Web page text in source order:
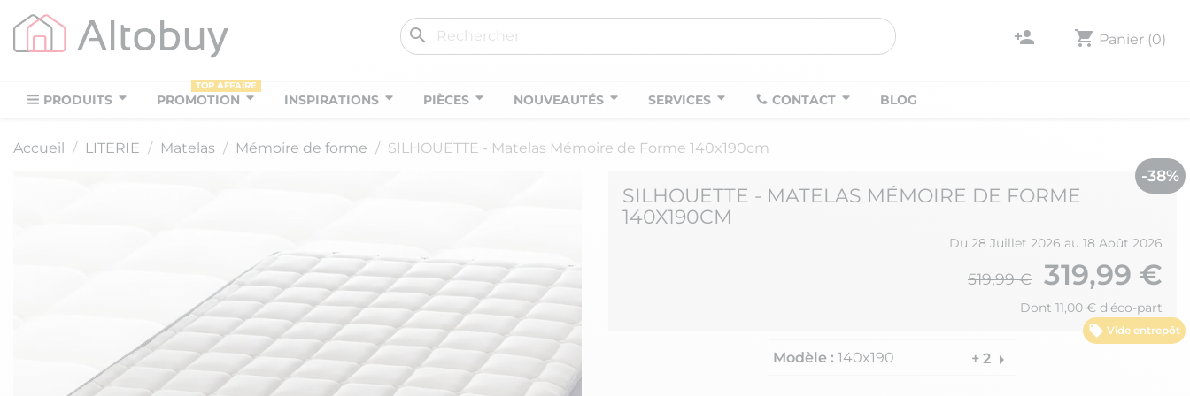
search person_add shopping_cart Panier (0)
PRODUITS PROMOTION
TOP AFFAIRE
INSPIRATIONS PIÈCES NOUVEAUTÉS SERVICES CONTACT BLOG
Accueil LITERIE Matelas Mémoire de forme SILHOUETTE - Matelas Mémoire de Forme 140x190cm
Vide entrepôt
-38%
SILHOUETTE - MATELAS MÉMOIRE DE FORME
140X190CM
Du 28 Juillet 2026 au 18 Août 2026
519,99 € 319,99 €
Dont 11,00 € d'éco-part
Modèle : 140x190 + 2 arrow_right